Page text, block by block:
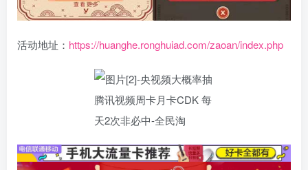
活动地址： https://huanghe.ronghuiad.com/zaoan/index.php